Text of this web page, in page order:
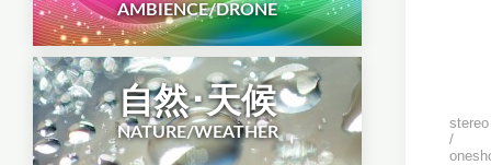
AMBIENCE/DRONE
自然･天候
NATURE/WEATHER
stereo